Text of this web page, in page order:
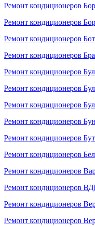
Ремонт кондиционеров
Ремонт кондиционеров
Ремонт кондиционеров
Ремонт кондиционеров
Ремонт кондиционеров
Ремонт кондиционеров
Ремонт кондиционеров
Ремонт кондиционеров
Ремонт кондиционеров
Ремонт кондиционеров
Ремонт кондиционеров
Ремонт кондиционеров
Ремонт кондиционеров
Ремонт кондиционеров